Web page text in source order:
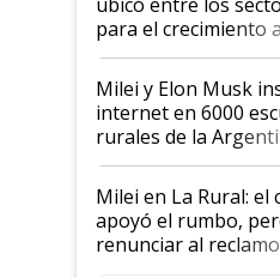
para el crecimiento
Milei y Elon Musk
internet en 6000
rurales de la
a un acuerdo con
Milei en La Rural: el
apoyó el rumbo,
renunciar al reclamo